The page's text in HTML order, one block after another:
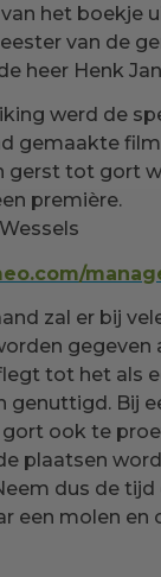
het boekje
van de
heer Henk
werd de
gemaakte
gerst tot gort
première.
zal er bij
gegeven
tot het als
genuttigd. Bij
ook te
plaatsen
dus de
een molen en